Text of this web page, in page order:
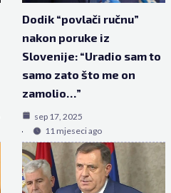
Dodik “povlači ručnu”
nakon poruke iz
Slovenije: “Uradio sam to
samo zato što me on
zamolio…”
sep 17, 2025
11 mjeseci ago